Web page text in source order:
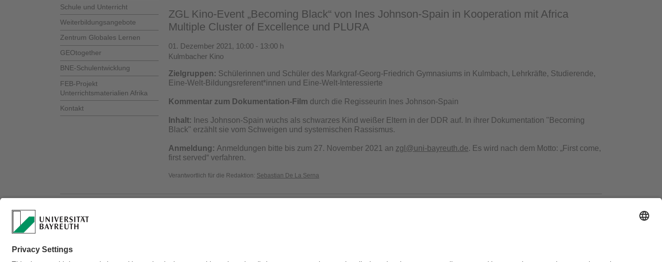
Schule und Unterricht
Weiterbildungsangebote
Zentrum Globales Lernen
GEOtogether
BNE-Schulentwicklung
FEB-Projekt
Unterrichtsmaterialien Afrika
Kontakt
ZGL Kino-Event „Becoming Black“ von Ines Johnson-Spain in Kooperation mit Africa
Multiple Cluster of Excellence und PLURA
01. Dezember 2021, 10:00 - 13:00 h
Kulmbacher Kino
Zielgruppen: Schülerinnen und Schüler des Markgraf-Georg-Friedrich Gymnasiums in Kulmbach, Lehrkräfte, Studierende,
Eine-Welt-Bildungsreferent*innen und Eine-Welt-Interessierte
Kommentar zum Dokumentation-Film durch die Regisseurin Ines Johnson-Spain
Inhalt: Ines Johnson-Spain wuchs als schwarzes Kind weißer Eltern in der DDR auf. In ihrer Dokumentation "Becoming
Black" erzählt sie vom Schweigen und systemischen Rassismus.
Anmeldung: Anmeldungen bitte bis zum 27. November 2021 an zgl@uni-bayreuth.de. Es wird nach dem Motto: „First come,
first served“ verfahren.
Verantwortlich für die Redaktion: Sebastian De La Serna